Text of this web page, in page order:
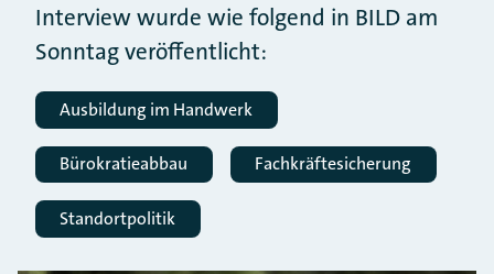
Interview wurde wie folgend in BILD am
Sonntag veröffentlicht:
Ausbildung im Handwerk
Bürokratieabbau Fachkräftesicherung
Standortpolitik